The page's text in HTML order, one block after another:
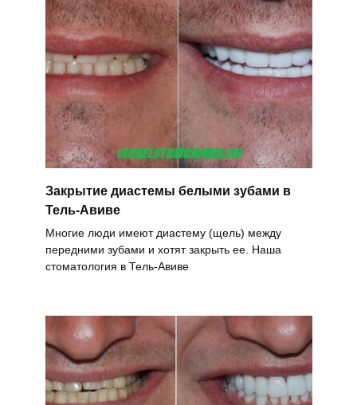
Закрытие диастемы белыми зубами в
Тель-Авиве
Многие люди имеют диастему (щель) между
передними зубами и хотят закрыть ее. Наша
стоматология в Тель-Авиве